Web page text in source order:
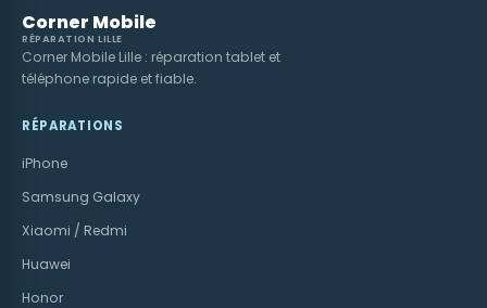
Corner Mobile
RÉPARATION LILLE
Corner Mobile Lille : réparation tablet et
téléphone rapide et fiable.
RÉPARATIONS
iPhone
Samsung Galaxy
Xiaomi / Redmi
Huawei
Honor